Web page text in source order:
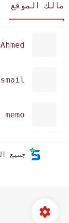
مالك الموقع
Ahmed
memo
جميع